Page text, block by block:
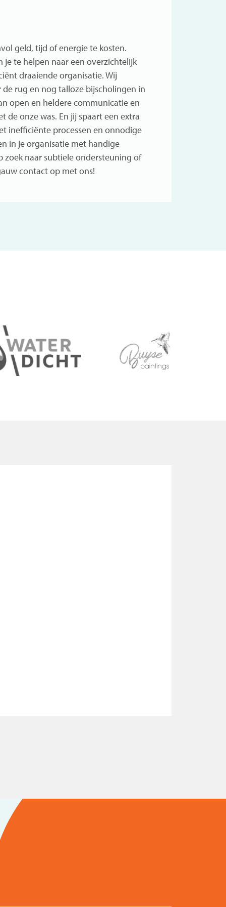
geld, tijd of energie te kosten.
je te helpen naar een overzichtelijk
draaiende organisatie. Wij
rug en nog talloze bijscholingen in
open en heldere communicatie en
de onze was. En jij spaart een extra
inefficiënte processen en onnodige
in je organisatie met handige
zoek naar subtiele ondersteuning of
contactop met ons!